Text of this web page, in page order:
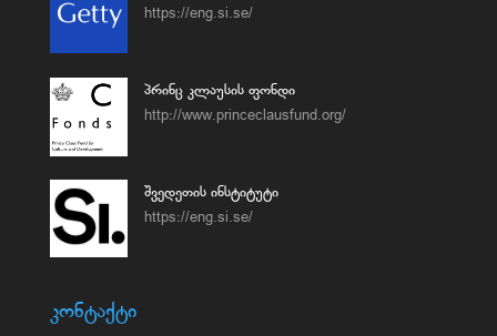
https://eng.si.se/
პრინც კლაუსის ფონდი
http://www.princeclausfund.org/
შვედეთის ინსტიტუტი
https://eng.si.se/
კონტაქტი